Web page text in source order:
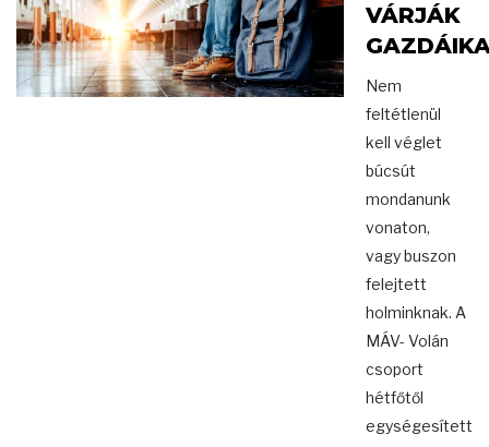
VÁRJÁK
Nem
feltétlenül
kell véglet
búcsút
mondanunk
vonaton,
vagy buszon
felejtett
holminknak. A
MÁV- Volán
csoport
hétfőtől
egységesített